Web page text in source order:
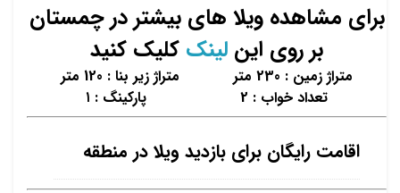
برای مشاهده ویلا های بیشتر در چمستان
بر روی این لینک کلیک کنید
متراژ زمین : 230 متر متراژ زیر بنا : 120 متر
تعداد خواب : 2 پارکینگ : ۱
اقامت رایگان برای بازدید ویلا در منطقه